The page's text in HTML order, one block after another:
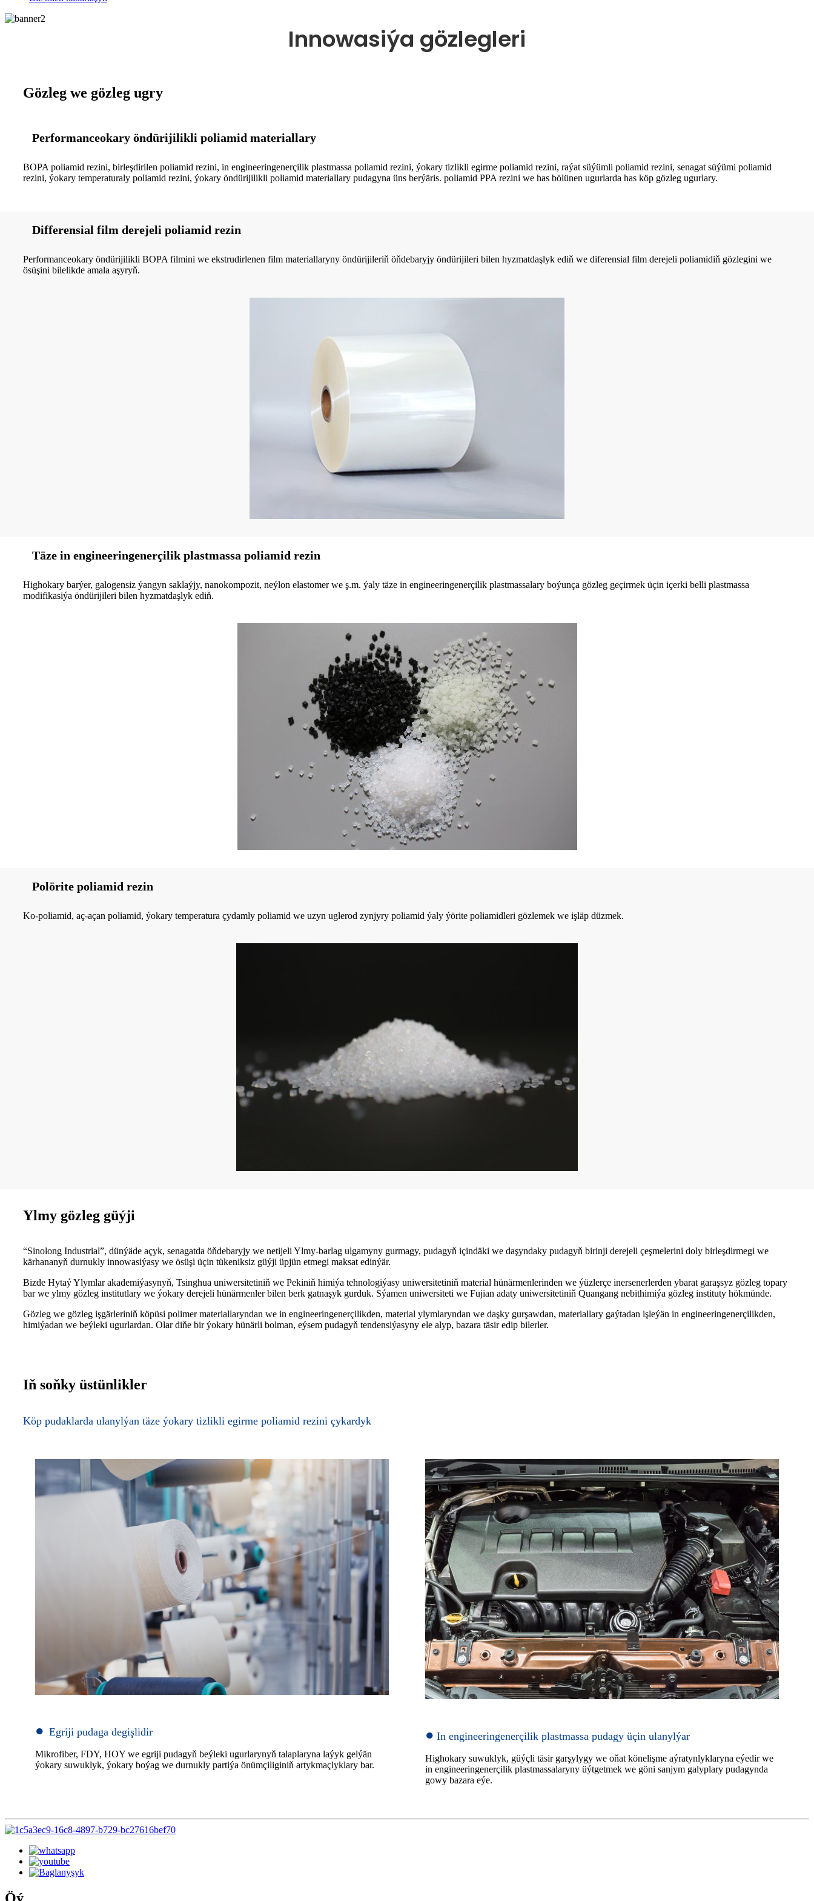
Innowasiýa gözlegleri
Gözleg we gözleg ugry
Performanceokary öndürijilikli poliamid materiallary
BOPA poliamid rezini, birleşdirilen poliamid rezini, in engineeringenerçilik plastmassa poliamid rezini, ýokary tizlikli egirme poliamid rezini, raýat süýümli poliamid rezini, senagat süýümi poliamid
rezini, ýokary temperaturaly poliamid rezini, ýokary öndürijilikli poliamid materiallary pudagyna üns berýäris. poliamid PPA rezini we has bölünen ugurlarda has köp gözleg ugurlary.
Differensial film derejeli poliamid rezin
Performanceokary öndürijilikli BOPA filmini we ekstrudirlenen film materiallaryny öndürijileriň öňdebaryjy öndürijileri bilen hyzmatdaşlyk ediň we diferensial film derejeli poliamidiň gözlegini we
ösüşini bilelikde amala aşyryň.
Täze in engineeringenerçilik plastmassa poliamid rezin
Highokary barýer, galogensiz ýangyn saklaýjy, nanokompozit, neýlon elastomer we ş.m. ýaly täze in engineeringenerçilik plastmassalary boýunça gözleg geçirmek üçin içerki belli plastmassa
modifikasiýa öndürijileri bilen hyzmatdaşlyk ediň.
Polörite poliamid rezin
Ko-poliamid, aç-açan poliamid, ýokary temperatura çydamly poliamid we uzyn uglerod zynjyry poliamid ýaly ýörite poliamidleri gözlemek we işläp düzmek.
Ylmy gözleg güýji
“Sinolong Industrial”, dünýäde açyk, senagatda öňdebaryjy we netijeli Ylmy-barlag ulgamyny gurmagy, pudagyň içindäki we daşyndaky pudagyň birinji derejeli çeşmelerini doly birleşdirmegi we
kärhananyň durnukly innowasiýasy we ösüşi üçin tükeniksiz güýji üpjün etmegi maksat edinýär.
Bizde Hytaý Ylymlar akademiýasynyň, Tsinghua uniwersitetiniň we Pekiniň himiýa tehnologiýasy uniwersitetiniň material hünärmenlerinden we ýüzlerçe inersenerlerden ybarat garaşsyz gözleg topary
bar we ylmy gözleg institutlary we ýokary derejeli hünärmenler bilen berk gatnaşyk gurduk. Sýamen uniwersiteti we Fujian adaty uniwersitetiniň Quangang nebithimiýa gözleg instituty hökmünde.
Gözleg we gözleg işgärleriniň köpüsi polimer materiallaryndan we in engineeringenerçilikden, material ylymlaryndan we daşky gurşawdan, materiallary gaýtadan işleýän in engineeringenerçilikden,
himiýadan we beýleki ugurlardan. Olar diňe bir ýokary hünärli bolman, eýsem pudagyň tendensiýasyny ele alyp, bazara täsir edip bilerler.
Iň soňky üstünlikler
Köp pudaklarda ulanylýan täze ýokary tizlikli egirme poliamid rezini çykardyk
● Egriji pudaga degişlidir
Mikrofiber, FDY, HOY we egriji pudagyň beýleki ugurlarynyň talaplaryna laýyk gelýän
ýokary suwuklyk, ýokary boýag we durnukly partiýa önümçiliginiň artykmaçlyklary bar.
● In engineeringenerçilik plastmassa pudagy üçin ulanylýar
Highokary suwuklyk, güýçli täsir garşylygy we oňat könelişme aýratynlyklaryna eýedir we
in engineeringenerçilik plastmassalaryny üýtgetmek we göni sanjym galyplary pudagynda
gowy bazara eýe.